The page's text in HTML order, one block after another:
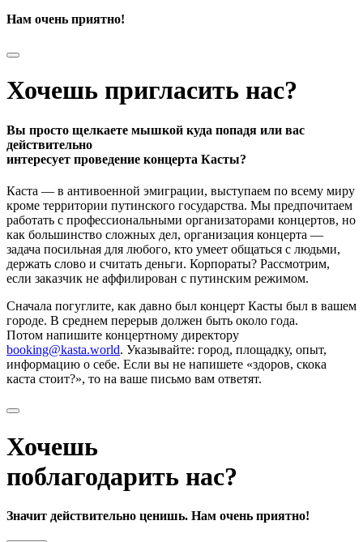
Нам очень приятно!
Хочешь пригласить нас?
Вы просто щелкаете мышкой куда попадя или вас
действительно
интересует проведение концерта Касты?
Каста — в антивоенной эмиграции, выступаем по всему миру
кроме территории путинского государства. Мы предпочитаем
работать с профессиональными организаторами концертов, но
как большинство сложных дел, организация концерта —
задача посильная для любого, кто умеет общаться с людьми,
держать слово и считать деньги. Корпораты? Рассмотрим,
если заказчик не аффилирован с путинским режимом.
Сначала погуглите, как давно был концерт Касты был в вашем
городе. В среднем перерыв должен быть около года.
Потом напишите концертному директору
booking@kasta.world. Указывайте: город, площадку, опыт,
информацию о себе. Если вы не напишете «здоров, скока
каста стоит?», то на ваше письмо вам ответят.
Хочешь
поблагодарить нас?
Значит действительно ценишь. Нам очень приятно!